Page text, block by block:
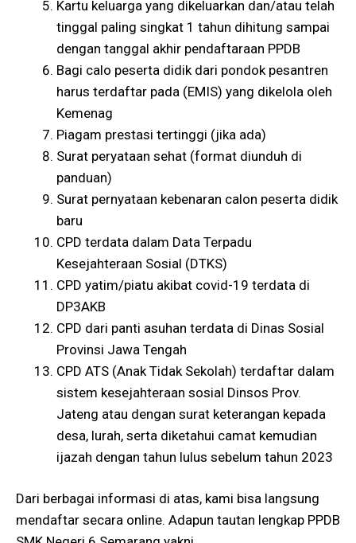
Kartu keluarga yang dikeluarkan dan/atau telah
tinggal paling singkat 1 tahun dihitung sampai
dengan tanggal akhir pendaftaraan PPDB
Bagi calo peserta didik dari pondok pesantren
harus terdaftar pada (EMIS) yang dikelola oleh
Kemenag
Piagam prestasi tertinggi (jika ada)
Surat peryataan sehat (format diunduh di
panduan)
Surat pernyataan kebenaran calon peserta didik
baru
CPD terdata dalam Data Terpadu
Kesejahteraan Sosial (DTKS)
CPD yatim/piatu akibat covid-19 terdata di
DP3AKB
CPD dari panti asuhan terdata di Dinas Sosial
Provinsi Jawa Tengah
CPD ATS (Anak Tidak Sekolah) terdaftar dalam
sistem kesejahteraan sosial Dinsos Prov.
Jateng atau dengan surat keterangan kepada
desa, lurah, serta diketahui camat kemudian
ijazah dengan tahun lulus sebelum tahun 2023
Dari berbagai informasi di atas, kami bisa langsung
mendaftar secara online. Adapun tautan lengkap PPDB